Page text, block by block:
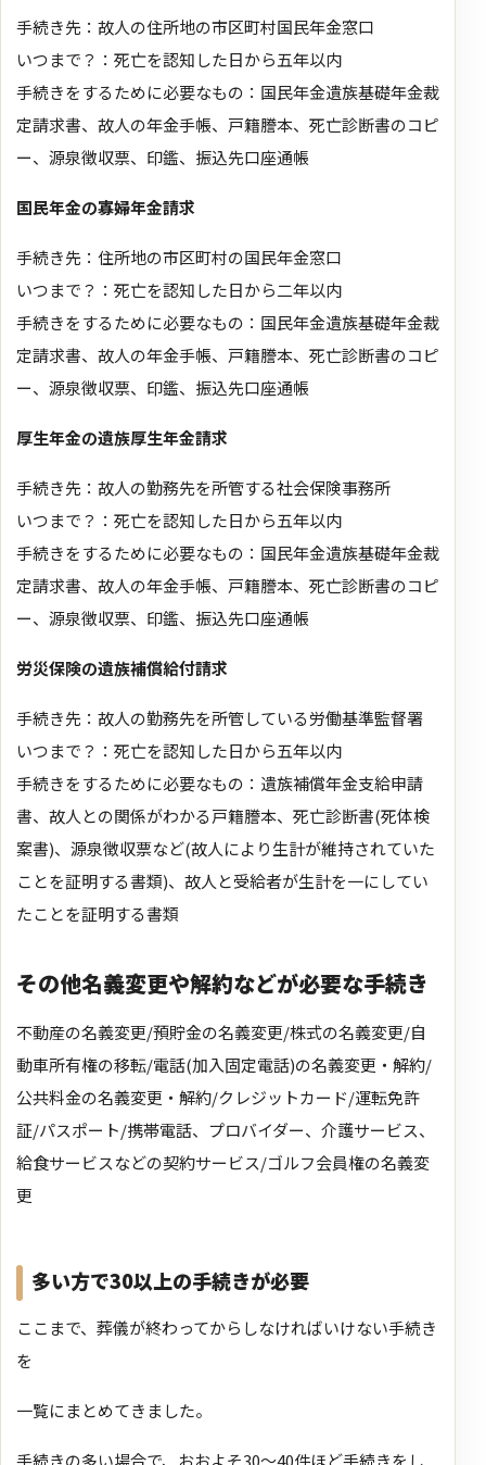
手続き先：故人の住所地の市区町村国民年金窓口
いつまで？：死亡を認知した日から五年以内
手続きをするために必要なもの：国民年金遺族基礎年金裁
定請求書、故人の年金手帳、戸籍謄本、死亡診断書のコピ
ー、源泉徴収票、印鑑、振込先口座通帳
国民年金の寡婦年金請求
手続き先：住所地の市区町村の国民年金窓口
いつまで？：死亡を認知した日から二年以内
手続きをするために必要なもの：国民年金遺族基礎年金裁
定請求書、故人の年金手帳、戸籍謄本、死亡診断書のコピ
ー、源泉徴収票、印鑑、振込先口座通帳
厚生年金の遺族厚生年金請求
手続き先：故人の勤務先を所管する社会保険事務所
いつまで？：死亡を認知した日から五年以内
手続きをするために必要なもの：国民年金遺族基礎年金裁
定請求書、故人の年金手帳、戸籍謄本、死亡診断書のコピ
ー、源泉徴収票、印鑑、振込先口座通帳
労災保険の遺族補償給付請求
手続き先：故人の勤務先を所管している労働基準監督署
いつまで？：死亡を認知した日から五年以内
手続きをするために必要なもの：遺族補償年金支給申請
書、故人との関係がわかる戸籍謄本、死亡診断書(死体検
案書)、源泉徴収票など(故人により生計が維持されていた
ことを証明する書類)、故人と受給者が生計を一にしてい
たことを証明する書類
その他名義変更や解約などが必要な手続き
不動産の名義変更/預貯金の名義変更/株式の名義変更/自
動車所有権の移転/電話(加入固定電話)の名義変更・解約/
公共料金の名義変更・解約/クレジットカード/運転免許
証/パスポート/携帯電話、プロバイダー、介護サービス、
給食サービスなどの契約サービス/ゴルフ会員権の名義変
更
多い方で30以上の手続きが必要
ここまで、葬儀が終わってからしなければいけない手続き
を
一覧にまとめてきました。
手続きの多い場合で、おおよそ30～40件ほど手続きをし